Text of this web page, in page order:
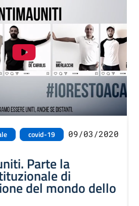
covid-19 09/03/2020
Parte la
di
del mondo dello